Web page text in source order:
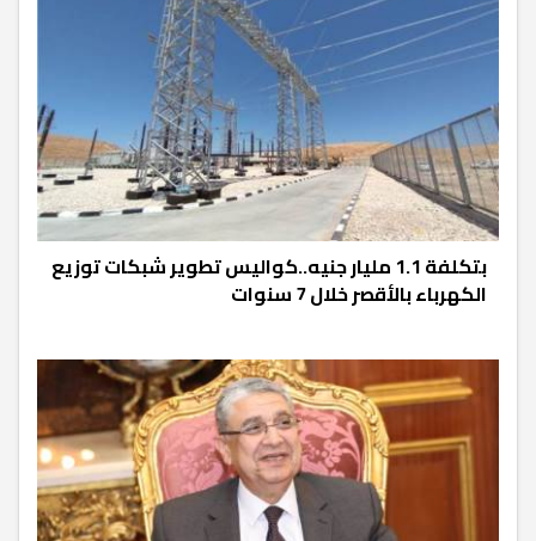
بتكلفة 1.1 مليار جنيه..كواليس تطوير شبكات توزيع
الكهرباء بالأقصر خلال 7 سنوات